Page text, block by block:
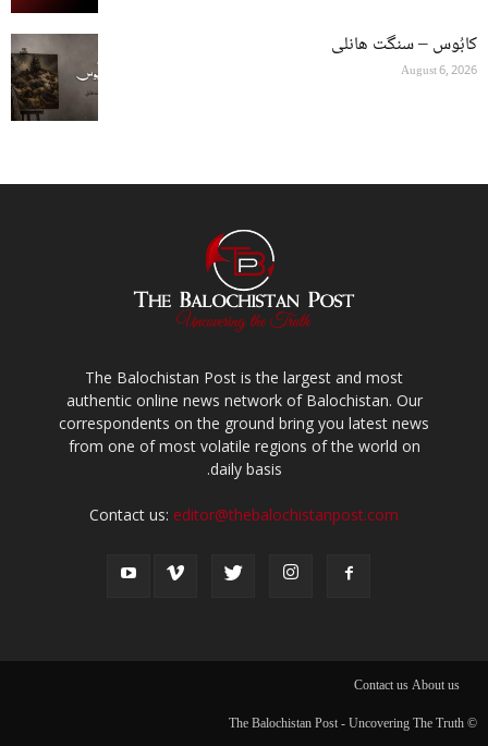
کابُوس – سنگت ھانلی
August 6, 2026
The Balochistan Post is the largest and most
authentic online news network of Balochistan. Our
correspondents on the ground bring you latest news
from one of most volatile regions of the world on
daily basis.
Contact us: editor@thebalochistanpost.com
About us
Contact us
© The Balochistan Post - Uncovering The Truth